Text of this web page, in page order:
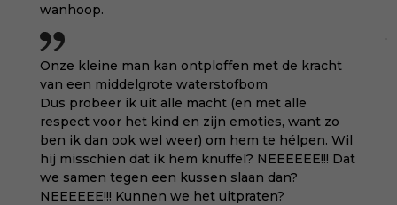
wanhoop.
Onze kleine man kan ontploffen met de kracht
van een middelgrote waterstofbom
Dus probeer ik uit alle macht (en met alle
respect voor het kind en zijn emoties, want zo
ben ik dan ook wel weer) om hem te hélpen. Wil
hij misschien dat ik hem knuffel? NEEEEEE!!! Dat
we samen tegen een kussen slaan dan?
NEEEEEE!!! Kunnen we het uitpraten?